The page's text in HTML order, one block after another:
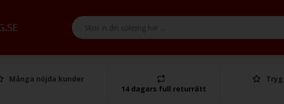
Totalt
Många nöjda kunder
14 dagars full returrätt